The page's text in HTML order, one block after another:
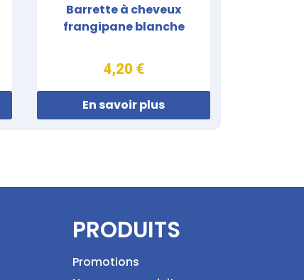
Barrette à cheveux
frangipane blanche
4,20 €
En savoir plus
PRODUITS
Promotions